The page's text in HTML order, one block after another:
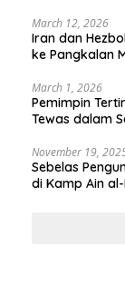
March 12, 2026
Iran dan
ke Pangkalan
March 1, 2026
Pemimpin
Tewas dalam
November 19,
Sebelas
di Kamp Ain